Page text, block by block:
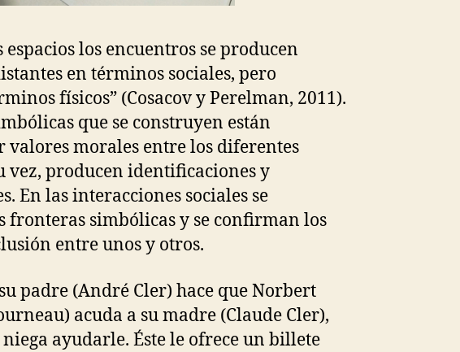
espacios los encuentros se producen
en términos sociales, pero
físicos” (Cosacov y Perelman, 2011).
que se construyen están
valores morales entre los diferentes
vez, producen identificaciones y
En las interacciones sociales se
fronteras simbólicas y se confirman los
entre unos y otros.
padre (André Cler) hace que Norbert
acuda a su madre (Claude Cler),
ayudarle. Éste le ofrece un billete